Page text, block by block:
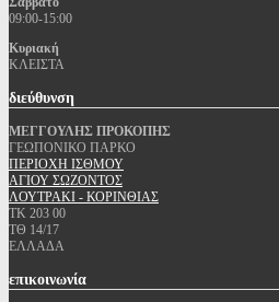
09:00-15:00
Κυριακή
ΚΛΕΙΣΤΑ
διεύθυνση
ΜΕΓΓΟΥΛΗΣ ΠΡΟΚΟΠΗΣ
ΓΕΩΠΟΝΙΚΟ ΠΑΡΚΟ
ΠΕΡΙΟΧΗ ΙΣΘΜΟΥ
ΑΓΙΟΥ ΣΩΖΟΝΤΟΣ
ΛΟΥΤΡΑΚΙ - ΚΟΡΙΝΘΙΑΣ
ΤΚ 203 00
ΤΘ 14/17
ΕΛΛΑΔΑ
επικοινωνία